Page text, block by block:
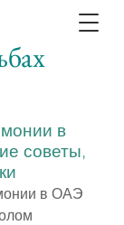
в
советы,
в ОАЭ